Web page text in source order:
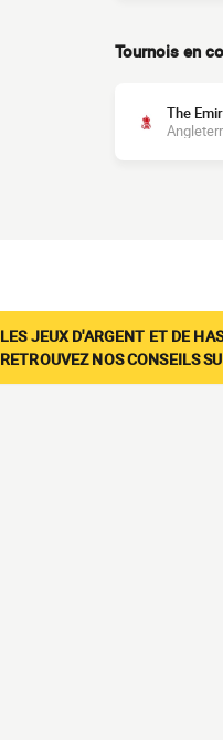
Tournois en
The
LES JEUX D'ARGENT ET DE
RETROUVEZ NOS CONSEILS